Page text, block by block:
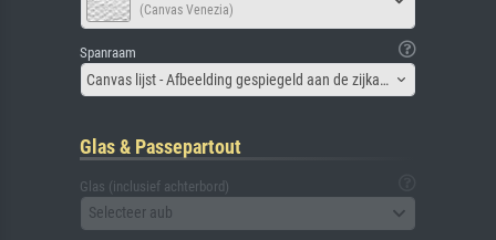
(Canvas Venezia)
Spanraam
Canvas lijst - Afbeelding gespiegeld aan de zijkant
Glas & Passepartout
Glas (inclusief achterbord)
Selecteer aub